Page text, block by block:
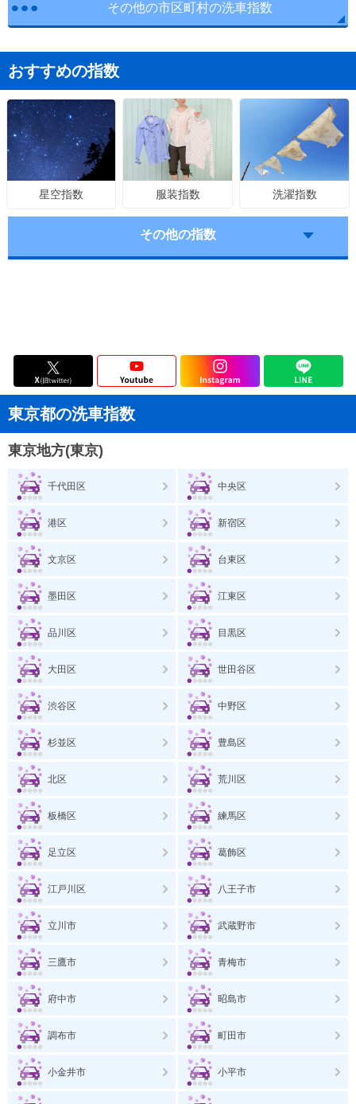
その他の市区町村の洗車指数
おすすめの指数
星空指数 服装指数 洗濯指数
その他の指数
東京都の洗車指数
東京地方(東京)
千代田区 中央区
港区 新宿区
文京区 台東区
墨田区 江東区
品川区 目黒区
大田区 世田谷区
渋谷区 中野区
杉並区 豊島区
北区 荒川区
板橋区 練馬区
足立区 葛飾区
江戸川区 八王子市
立川市 武蔵野市
三鷹市 青梅市
府中市 昭島市
調布市 町田市
小金井市 小平市